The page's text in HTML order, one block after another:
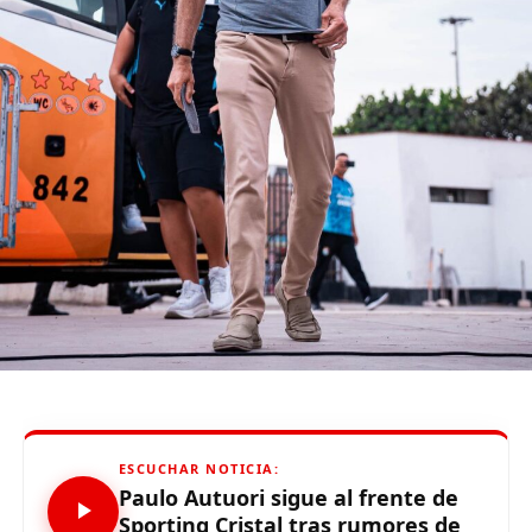
if (d.getElementById(id)) {return;}
js = d.createElement(s); js.id = id;
js.src = «//connect.facebook.net/es_LA/all.js#xfbml=1»;
fjs.parentNode.insertBefore(js, fjs);
}(document, «script», «facebook-jssdk»));
Source link
Comparte esto:
RELATED TOPICS:
ESCUCHAR NOTICIA:
Paulo Autuori sigue al frente de
Sporting Cristal tras rumores de